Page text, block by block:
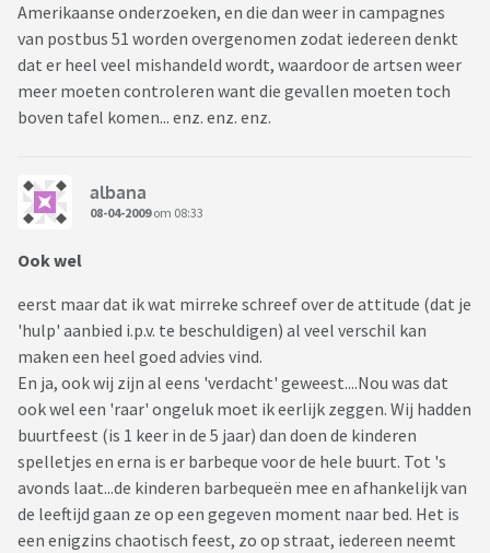
Amerikaanse onderzoeken, en die dan weer in campagnes
van postbus 51 worden overgenomen zodat iedereen denkt
dat er heel veel mishandeld wordt, waardoor de artsen weer
meer moeten controleren want die gevallen moeten toch
boven tafel komen... enz. enz. enz.
albana
08-04-2009om 08:33
Ook wel
eerst maar dat ik wat mirreke schreef over de attitude (dat je
'hulp' aanbied i.p.v. te beschuldigen) al veel verschil kan
maken een heel goed advies vind.
En ja, ook wij zijn al eens 'verdacht' geweest....Nou was dat
ook wel een 'raar' ongeluk moet ik eerlijk zeggen. Wij hadden
buurtfeest (is 1 keer in de 5 jaar) dan doen de kinderen
spelletjes en erna is er barbeque voor de hele buurt. Tot 's
avonds laat...de kinderen barbequeën mee en afhankelijk van
de leeftijd gaan ze op een gegeven moment naar bed. Het is
een enigzins chaotisch feest, zo op straat, iedereen neemt